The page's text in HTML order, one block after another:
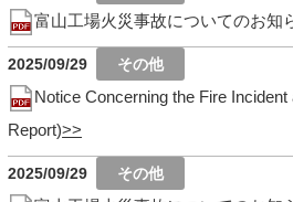
富山工場火災事故についてのお知
2025/09/29
Notice Concerning the Fire
Report)
2025/09/29